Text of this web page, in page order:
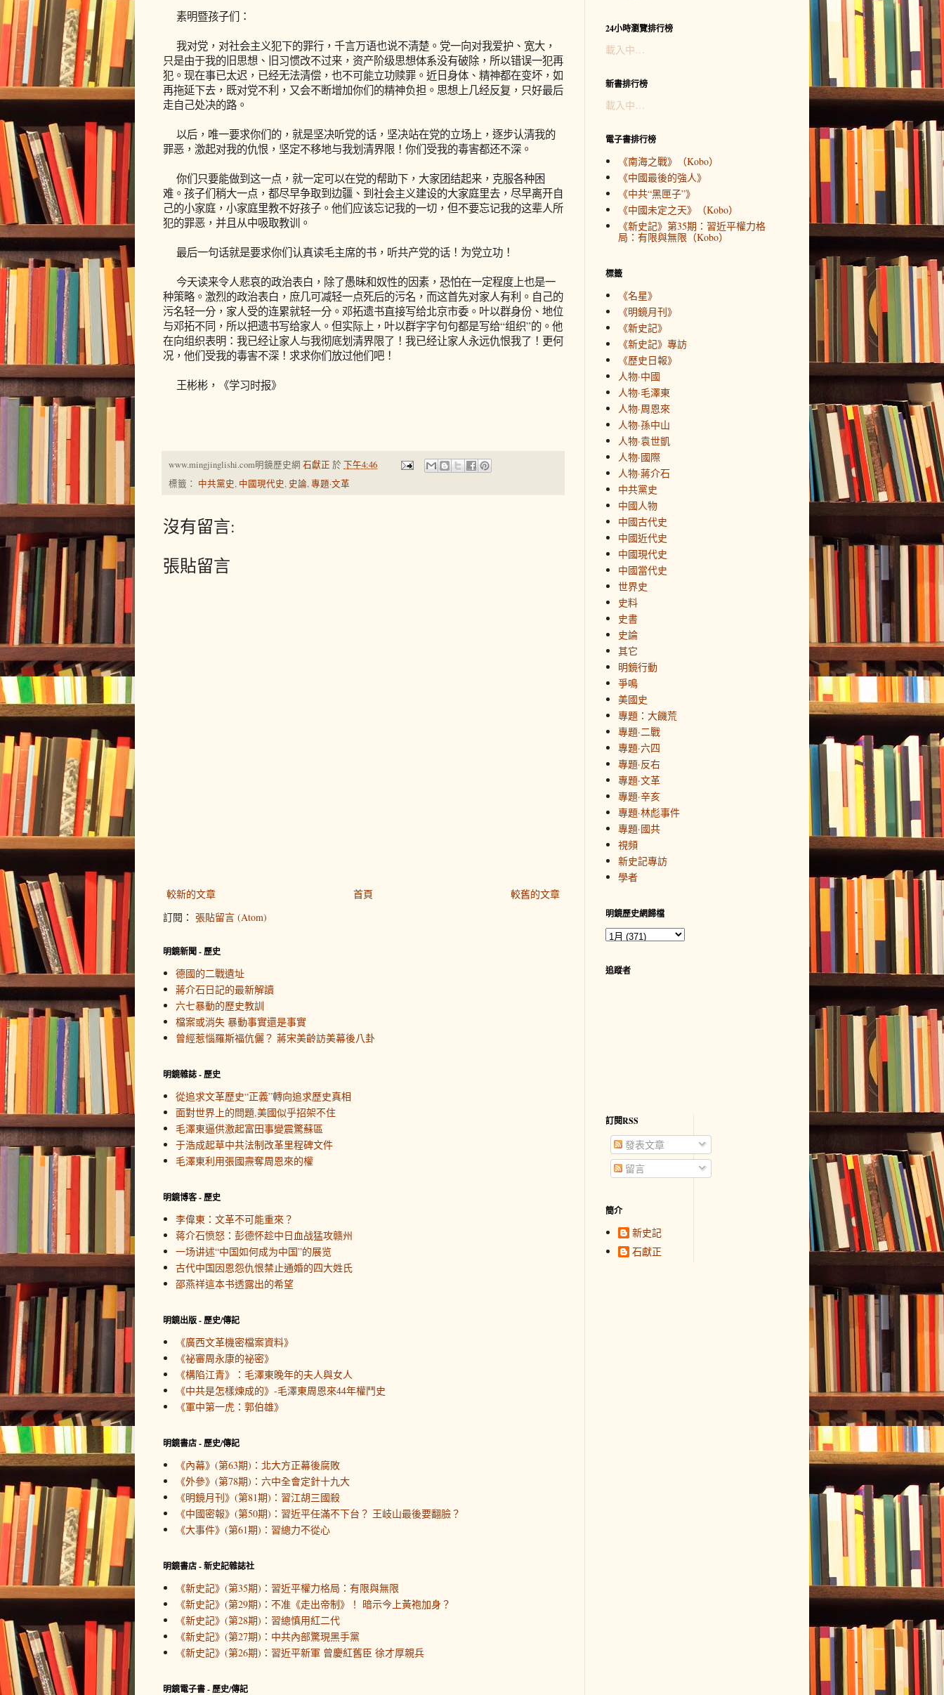
素明暨孩子们：
我对党，对社会主义犯下的罪行，千言万语也说不清楚。党一向对我爱护、宽大，
只是由于我的旧思想、旧习惯改不过来，资产阶级思想体系没有破除，所以错误一犯再
犯。现在事已太迟，已经无法清偿，也不可能立功赎罪。近日身体、精神都在变坏，如
再拖延下去，既对党不利，又会不断增加你们的精神负担。思想上几经反复，只好最后
走自己处决的路。
以后，唯一要求你们的，就是坚决听党的话，坚决站在党的立场上，逐步认清我的
罪恶，激起对我的仇恨，坚定不移地与我划清界限！你们受我的毒害都还不深。
你们只要能做到这一点，就一定可以在党的帮助下，大家团结起来，克服各种困
难。孩子们稍大一点，都尽早争取到边疆、到社会主义建设的大家庭里去，尽早离开自
己的小家庭，小家庭里教不好孩子。他们应该忘记我的一切，但不要忘记我的这辈人所
犯的罪恶，并且从中吸取教训。
最后一句话就是要求你们认真读毛主席的书，听共产党的话！为党立功！
今天读来令人悲哀的政治表白，除了愚昧和奴性的因素，恐怕在一定程度上也是一
种策略。激烈的政治表白，庶几可减轻一点死后的污名，而这首先对家人有利。自己的
污名轻一分，家人受的连累就轻一分。邓拓遗书直接写给北京市委。叶以群身份、地位
与邓拓不同，所以把遗书写给家人。但实际上，叶以群字字句句都是写给“组织”的。他
在向组织表明：我已经让家人与我彻底划清界限了！我已经让家人永远仇恨我了！更何
况，他们受我的毒害不深！求求你们放过他们吧！
王彬彬，《学习时报》
www.mingjinglishi.com明鏡歷史網 石獻正 於 下午4:46
標籤： 中共黨史, 中國現代史, 史論,專題·文革
沒有留言:
張貼留言
較新的文章 較舊的文章
首頁
訂閱： 張貼留言 (Atom)
明鏡新聞 - 歷史
德國的二戰遺址
蔣介石日記的最新解讀
六七暴動的歷史教訓
檔案或消失 暴動事實還是事實
曾經惹惱羅斯福伉儷？ 蔣宋美齡訪美幕後八卦
明鏡雜誌 - 歷史
從追求文革歷史“正義”轉向追求歷史真相
面對世界上的問題,美國似乎招架不住
毛澤東逼供激起富田事變震驚蘇區
于浩成起草中共法制改革里程碑文件
毛澤東利用張國燾奪周恩來的權
明鏡博客 - 歷史
李偉東：文革不可能重來？
蒋介石愤怒：彭德怀趁中日血战猛攻赣州
一场讲述“中国如何成为中国”的展览
古代中国因恩怨仇恨禁止通婚的四大姓氏
邵燕祥這本书透露出的希望
明鏡出版 - 歷史/傳記
《廣西文革機密檔案資料》
《祕審周永康的祕密》
《構陷江青》：毛澤東晚年的夫人與女人
《中共是怎樣煉成的》-毛澤東周恩來44年權鬥史
《軍中第一虎：郭伯雄》
明鏡書店 - 歷史/傳記
《內幕》(第63期)：北大方正幕後腐敗
《外參》(第78期)：六中全會定針十九大
《明鏡月刊》(第81期)：習江胡三國殺
《中國密報》(第50期)：習近平任滿不下台？ 王岐山最後要翻臉？
《大事件》(第61期)：習總力不從心
明鏡書店 - 新史記雜誌社
《新史記》(第35期)：習近平權力格局：有限與無限
《新史記》(第29期)：不准《走出帝制》！ 暗示今上黃袍加身？
《新史記》(第28期)：習總慎用紅二代
《新史記》(第27期)：中共內部驚現黑手黨
《新史記》(第26期)：習近平新軍 曾慶紅舊臣 徐才厚親兵
明鏡電子書 - 歷史/傳記
24小時瀏覽排行榜
載入中…
新書排行榜
載入中…
電子書排行榜
《南海之戰》（Kobo）
《中國最後的強人》
《中共“黑匣子”》
《中國未定之天》（Kobo）
《新史記》第35期：習近平權力格
局：有限與無限（Kobo）
標籤
《名星》
《明鏡月刊》
《新史記》
《新史記》專訪
《歷史日報》
人物·中國
人物·毛澤東
人物·周恩來
人物·孫中山
人物·袁世凱
人物·國際
人物·蔣介石
中共黨史
中國人物
中國古代史
中國近代史
中國現代史
中國當代史
世界史
史料
史書
史論
其它
明鏡行動
爭鳴
美國史
專題：大饑荒
專題·二戰
專題·六四
專題·反右
專題·文革
專題·辛亥
專題·林彪事件
專題·國共
視頻
新史記專訪
學者
明鏡歷史網歸檔
追蹤者
訂閱RSS
發表文章
留言
簡介
新史記
石獻正